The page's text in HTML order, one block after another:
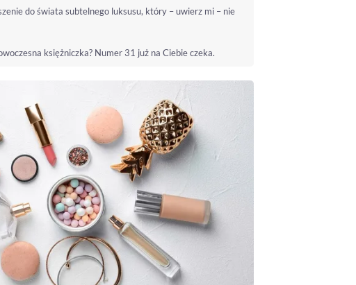
do świata subtelnego luksusu, który – uwierz mi – nie
księżniczka? Numer 31 już na Ciebie czeka.